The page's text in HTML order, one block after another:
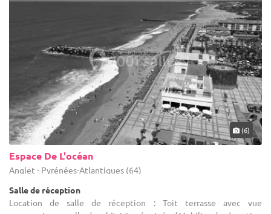
(6)
Espace De L'océan
Anglet - Pyrénées-Atlantiques (64)
Salle de réception
Location de salle de réception : Toit terrasse avec vue